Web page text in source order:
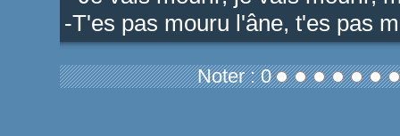
-T'es pas mouru l'âne, t'es pas
Noter : 0